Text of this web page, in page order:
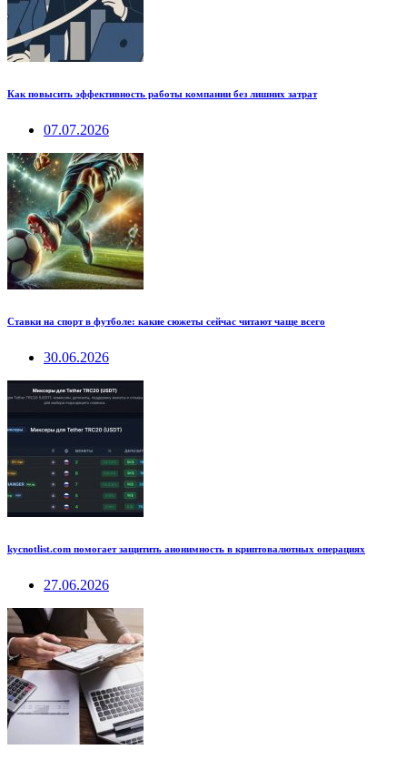
Как повысить эффективность работы компании без лишних затрат
07.07.2026
Ставки на спорт в футболе: какие сюжеты сейчас читают чаще всего
30.06.2026
kycnotlist.com помогает защитить анонимность в криптовалютных операциях
27.06.2026